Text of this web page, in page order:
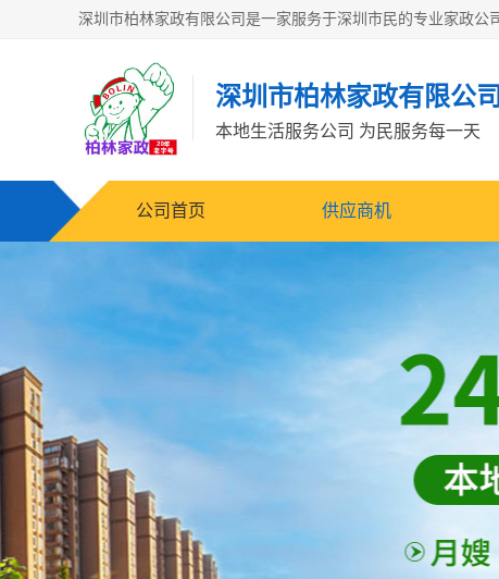
深圳市柏林家政有限公司
本地生活服务公司 为民服务每一天
公司首页 供应商机